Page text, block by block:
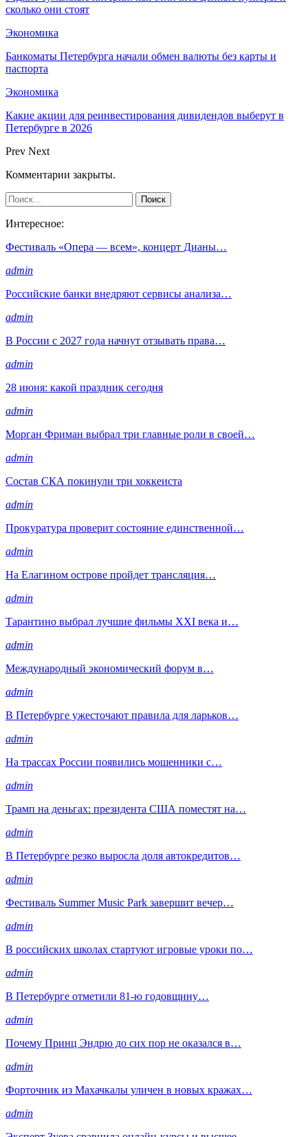
сколько они стоят
Экономика
Банкоматы Петербурга начали обмен валюты без карты и
паспорта
Экономика
Какие акции для реинвестирования дивидендов выберут в
Петербурге в 2026
Prev Next
Комментарии закрыты.
Интересное:
Фестиваль «Опера — всем», концерт Дианы…
admin
Российские банки внедряют сервисы анализа…
admin
В России с 2027 года начнут отзывать права…
admin
28 июня: какой праздник сегодня
admin
Морган Фриман выбрал три главные роли в своей…
admin
Состав СКА покинули три хоккеиста
admin
Прокуратура проверит состояние единственной…
admin
На Елагином острове пройдет трансляция…
admin
Тарантино выбрал лучшие фильмы XXI века и…
admin
Международный экономический форум в…
admin
В Петербурге ужесточают правила для ларьков…
admin
На трассах России появились мошенники с…
admin
Трамп на деньгах: президента США поместят на…
admin
В Петербурге резко выросла доля автокредитов…
admin
Фестиваль Summer Music Park завершит вечер…
admin
В российских школах стартуют игровые уроки по…
admin
В Петербурге отметили 81-ю годовщину…
admin
Почему Принц Эндрю до сих пор не оказался в…
admin
Форточник из Махачкалы уличен в новых кражах…
admin